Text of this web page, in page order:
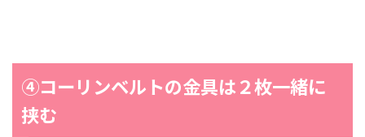
④コーリンベルトの金具は２枚一緒に
挟む